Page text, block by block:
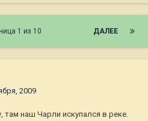
ДАЛЕЕ
1 из 10
2009
там наш Чарли искупался в реке.